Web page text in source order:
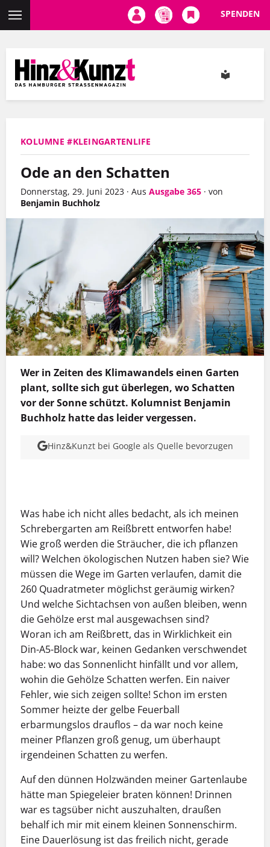
Inhalt
SPENDEN
KOLUMNE #KLEINGARTENLIFE
Ode an den Schatten
Donnerstag, 29. Juni 2023 · Aus Ausgabe 365 · von
Benjamin Buchholz
Wer in Zeiten des Klimawandels einen Garten
plant, sollte sich gut überlegen, wo Schatten
vor der Sonne schützt. Kolumnist Benjamin
Buchholz hatte das leider vergessen.
Hinz&Kunzt bei Google als Quelle bevorzugen
Was habe ich nicht alles bedacht, als ich meinen
Schrebergarten am Reißbrett entworfen habe!
Wie groß werden die Sträucher, die ich pflanzen
will? Welchen ökologischen Nutzen haben sie? Wie
müssen die Wege im Garten verlaufen, damit die
260 Qua­dratmeter möglichst geräumig wirken?
Und welche Sichtachsen von außen bleiben, wenn
die Gehölze erst mal ausgewachsen sind?
Woran ich am Reißbrett, das in Wirklichkeit ein
Din-A5-Block war, keinen Gedanken verschwendet
habe: wo das Sonnenlicht hinfällt und vor allem,
wohin die Gehölze Schatten werfen. Ein naiver
Fehler, wie sich ­zeigen sollte! Schon im ersten
Sommer heizte der gelbe Feuerball
erbarmungslos drauflos – da war noch keine
meiner Pflanzen groß genug, um überhaupt
irgendeinen Schatten zu werfen.
Auf den dünnen Holzwänden meiner Gartenlaube
hätte man Spiegeleier braten können! Drinnen
war es tagsüber nicht auszuhalten, draußen
behalf ich mir mit einem kleinen Sonnenschirm.
Eine Dauerlösung ist das freilich nicht, gerade